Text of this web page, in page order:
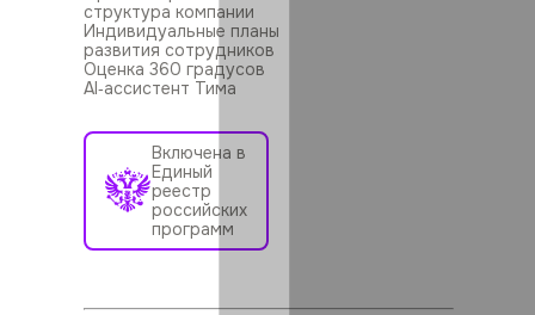
структура компании
Индивидуальные планы
развития сотрудников
Оценка 360 градусов
AI‑ассистент Тима
Включена в
Единый
реестр
российских
программ